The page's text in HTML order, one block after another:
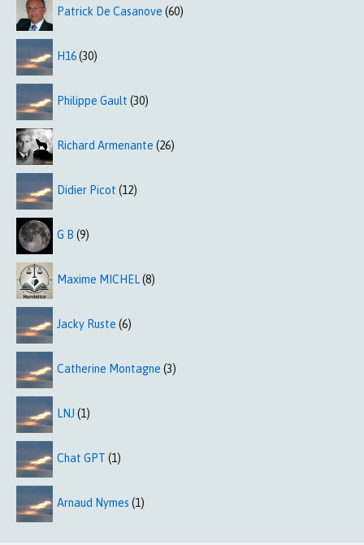
Patrick De Casanove (60)
H16(30)
Philippe Gault (30)
Richard Armenante (26)
Didier Picot (12)
G B (9)
Maxime MICHEL(8)
Jacky Ruste (6)
Catherine Montagne (3)
LNJ (1)
Chat GPT (1)
Arnaud Nymes (1)